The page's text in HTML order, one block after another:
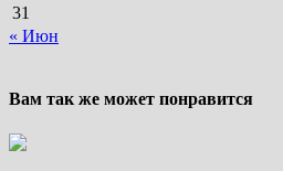
31
« Июн
Вам так же может понравится